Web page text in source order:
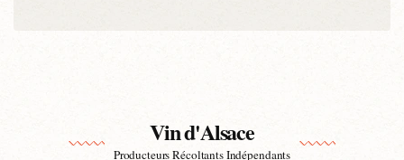
Vin d'Alsace
Producteurs Récoltants Indépendants